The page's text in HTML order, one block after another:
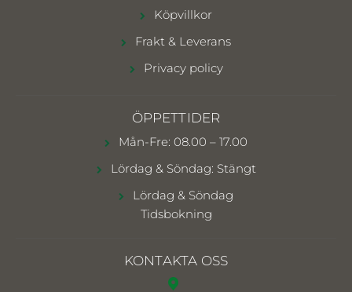
Köpvillkor
Frakt & Leverans
Privacy policy
ÖPPETTIDER
Mån-Fre: 08.00 – 17.00
Lördag & Söndag: Stängt
Lördag & Söndag
Tidsbokning
KONTAKTA OSS